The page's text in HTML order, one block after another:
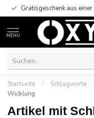
Gratisgeschenk aus
MENU
Startseite / Schlagworte
Wicklung
Artikel mit